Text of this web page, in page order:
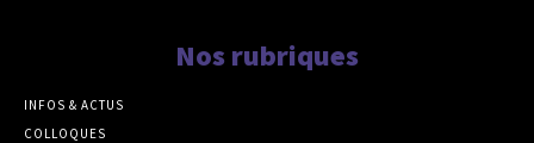
Nos rubriques
INFOS & ACTUS
COLLOQUES